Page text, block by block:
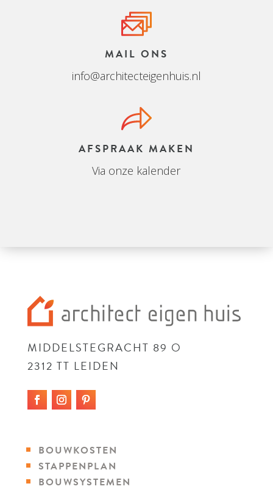
MAIL ONS
info@architecteigenhuis.nl
AFSPRAAK MAKEN
Via onze kalender
MIDDELSTEGRACHT 89 O
2312 TT LEIDEN
BOUWKOSTEN
STAPPENPLAN
BOUWSYSTEMEN